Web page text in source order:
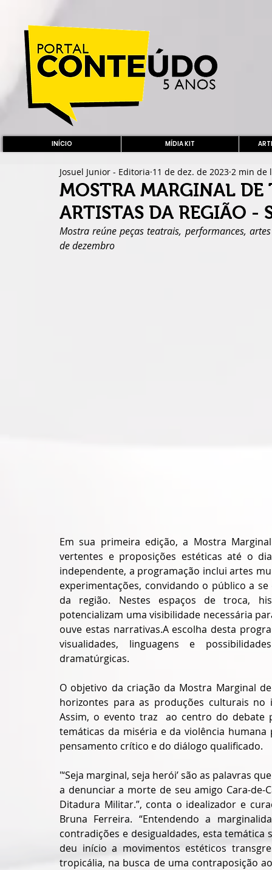
INÍCIO MÍDIA KIT
MOSTRA MARGINAL DE
ARTISTAS DA REGIÃO -
Josuel Junior - Editoria 11 de dez. de 2023 2 min de
Mostra reúne peças teatrais, performances,
de dezembro
Em sua primeira edição, a Mostra
vertentes e proposições estéticas até o
independente, a programação inclui artes
experimentações, convidando o público a
da região. Nestes espaços de troca,
potencializam uma visibilidade necessária
ouve estas narrativas.A escolha desta
visualidades, linguagens e
dramatúrgicas.
O objetivo da criação da Mostra Marginal
horizontes para as produções culturais
Assim, o evento traz  ao centro do debate
temáticas da miséria e da violência
pensamento crítico e do diálogo qualificado.
"‘Seja marginal, seja herói’ são as palavras
a denunciar a morte de seu amigo Cara-
Ditadura Militar.”, conta o idealizador e
Bruna Ferreira. “Entendendo a
contradições e desigualdades, esta
deu início a movimentos estéticos
tropicália, na busca de uma contraposição